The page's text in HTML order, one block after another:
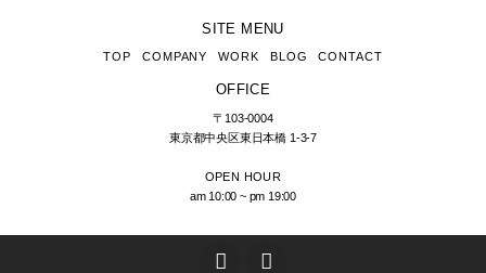
SITE MENU
TOP COMPANY WORK BLOG CONTACT
OFFICE
〒103-0004
東京都中央区東日本橋 1-3-7
OPEN HOUR
am 10:00 ~ pm 19:00
T
I